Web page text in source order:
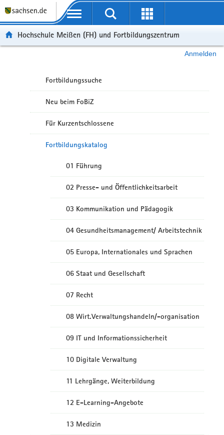
Portalübergreifende Navigation
Hochschule Meißen (FH) und Fortbildungszentrum
Anmelden
Fortbildungssuche
Neu beim FoBiZ
Für Kurzentschlossene
Fortbildungskatalog
01 Führung
02 Presse- und Öffentlichkeitsarbeit
03 Kommunikation und Pädagogik
04 Gesundheitsmanagement/ Arbeitstechnik
05 Europa, Internationales und Sprachen
06 Staat und Gesellschaft
07 Recht
08 Wirt.Verwaltungshandeln/-organisation
09 IT und Informationssicherheit
10 Digitale Verwaltung
11 Lehrgänge, Weiterbildung
12 E-Learning-Angebote
13 Medizin